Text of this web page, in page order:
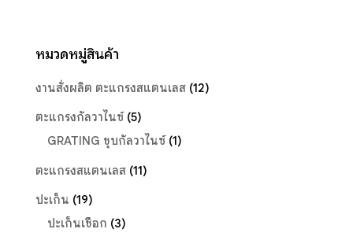
หมวดหมู่สินค้า
งานสั่งผลิต ตะแกรงสแตนเลส (12)
ตะแกรงกัลวาไนซ์ (5)
GRATING ชุบกัลวาไนซ์ (1)
ตะแกรงสแตนเลส (11)
ปะเก็น (19)
ปะเก็นเชือก (3)